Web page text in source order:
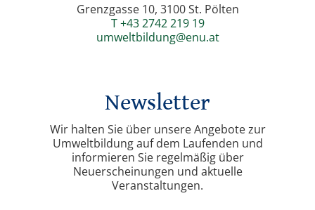
Grenzgasse 10, 3100 St. Pölten
T +43 2742 219 19
umweltbildung@enu.at
Newsletter
Wir halten Sie über unsere Angebote zur
Umweltbildung auf dem Laufenden und
informieren Sie regelmäßig über
Neuerscheinungen und aktuelle
Veranstaltungen.